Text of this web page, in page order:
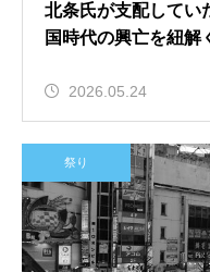
北条氏が支配してい
国時代の興亡を紐解
2026.05.24
祭り